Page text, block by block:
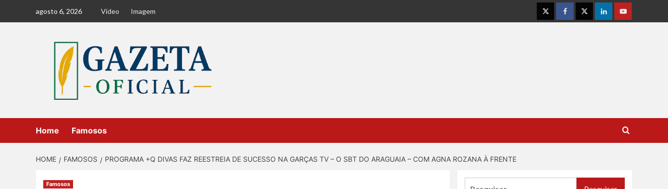
agosto 6, 2026 Vídeo Imagem
InstagramFacebookTwitterLinkedinYoutube
Home Famosos
HOME FAMOSOS PROGRAMA +Q DIVAS FAZ REESTREIA DE SUCESSO NA GARÇAS TV – O SBT DO ARAGUAIA – COM AGNA ROZANA À FRENTE
Famosos